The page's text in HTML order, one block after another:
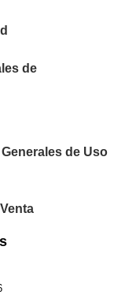
de
de Uso